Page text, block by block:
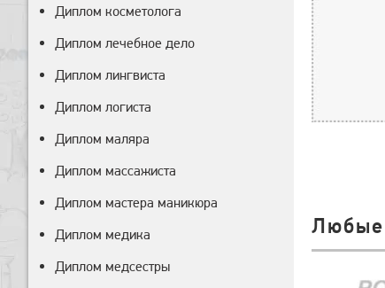
Любые
Диплом косметолога
Диплом лечебное дело
Диплом лингвиста
Диплом логиста
Диплом маляра
Диплом массажиста
Диплом мастера маникюра
Диплом медика
Диплом медсестры